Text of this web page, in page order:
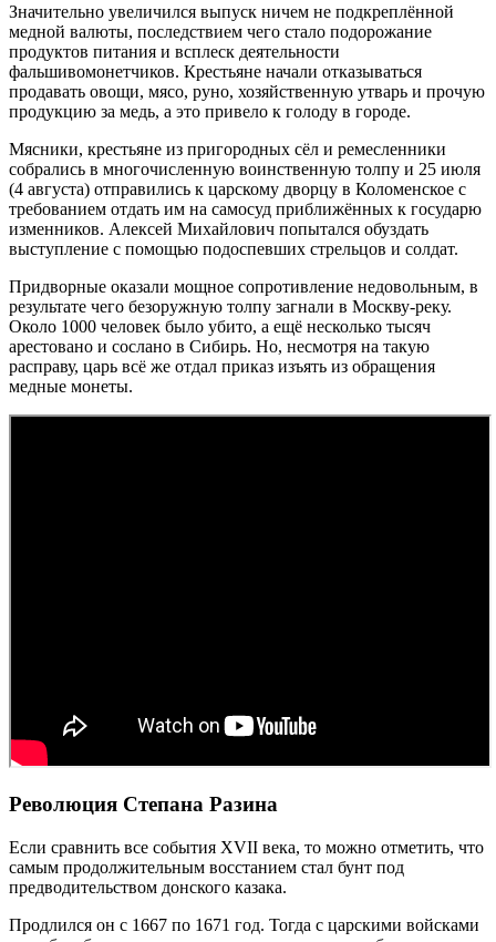
Значительно увеличился выпуск ничем не подкреплённой
медной валюты, последствием чего стало подорожание
продуктов питания и всплеск деятельности
фальшивомонетчиков. Крестьяне начали отказываться
продавать овощи, мясо, руно, хозяйственную утварь и прочую
продукцию за медь, а это привело к голоду в городе.
Мясники, крестьяне из пригородных сёл и ремесленники
собрались в многочисленную воинственную толпу и 25 июля
(4 августа) отправились к царскому дворцу в Коломенское с
требованием отдать им на самосуд приближённых к государю
изменников. Алексей Михайлович попытался обуздать
выступление с помощью подоспевших стрельцов и солдат.
Придворные оказали мощное сопротивление недовольным, в
результате чего безоружную толпу загнали в Москву-реку.
Около 1000 человек было убито, а ещё несколько тысяч
арестовано и сослано в Сибирь. Но, несмотря на такую
расправу, царь всё же отдал приказ изъять из обращения
медные монеты.
Революция Степана Разина
Если сравнить все события XVII века, то можно отметить, что
самым продолжительным восстанием стал бунт под
предводительством донского казака.
Продлился он с 1667 по 1671 год. Тогда с царскими войсками